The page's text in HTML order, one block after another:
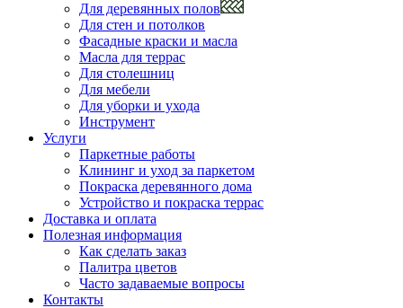
Для деревянных полов
Для стен и потолков
Фасадные краски и масла
Масла для террас
Для столешниц
Для мебели
Для уборки и ухода
Инструмент
Услуги
Паркетные работы
Клининг и уход за паркетом
Покраска деревянного дома
Устройство и покраска террас
Доставка и оплата
Полезная информация
Как сделать заказ
Палитра цветов
Часто задаваемые вопросы
Контакты